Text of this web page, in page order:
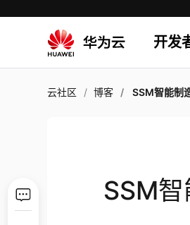
开发
云社区 博客 SSM智能制
SSM